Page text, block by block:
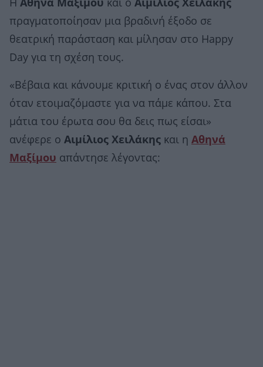
Η Αθηνά Μαξίμου και ο Αιμίλιος Χειλάκης
πραγματοποίησαν μια βραδινή έξοδο σε
θεατρική παράσταση και μίλησαν στο Happy
Day για τη σχέση τους.
«Βέβαια και κάνουμε κριτική ο ένας στον άλλον
όταν ετοιμαζόμαστε για να πάμε κάπου. Στα
μάτια του έρωτα σου θα δεις πως είσαι»
ανέφερε ο Αιμίλιος Χειλάκης και η Αθηνά
Μαξίμου απάντησε λέγοντας: